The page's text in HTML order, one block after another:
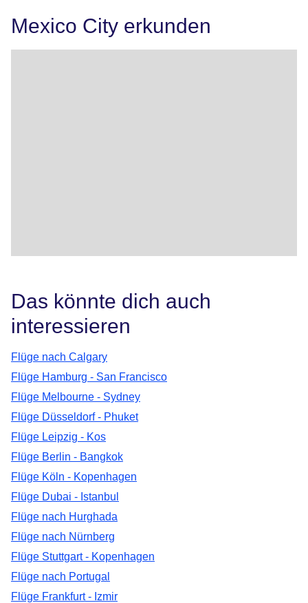
Mexico City erkunden
Das könnte dich auch
interessieren
Flüge nach Calgary
Flüge Hamburg - San Francisco
Flüge Melbourne - Sydney
Flüge Düsseldorf - Phuket
Flüge Leipzig - Kos
Flüge Berlin - Bangkok
Flüge Köln - Kopenhagen
Flüge Dubai - Istanbul
Flüge nach Hurghada
Flüge nach Nürnberg
Flüge Stuttgart - Kopenhagen
Flüge nach Portugal
Flüge Frankfurt - Izmir